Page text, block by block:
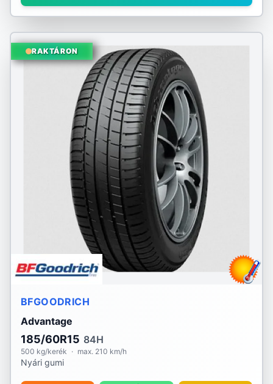
RAKTÁRON
BFGOODRICH
Advantage
185/60R15 84H
500 kg/kerék · max. 210 km/h
Nyári gumi